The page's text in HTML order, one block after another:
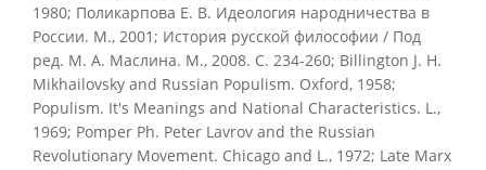
1980; Поликарпова Е. В. Идеология народничества в
России. М., 2001; История русской философии / Под
ред. М. А. Маслина. М., 2008. С. 234-260; Billington J. Н.
Mikhailovsky and Russian Populism. Oxford, 1958;
Populism. It's Meanings and National Characteristics. L.,
1969; Pomper Ph. Peter Lavrov and the Russian
Revolutionary Movement. Chicago and L., 1972; Late Marx